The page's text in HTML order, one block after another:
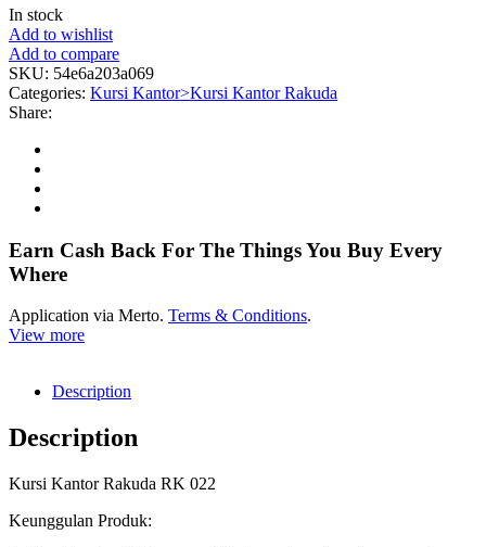
In stock
Add to wishlist
Add to compare
SKU: 54e6a203a069
Categories: Kursi Kantor>Kursi Kantor Rakuda
Share:
Earn Cash Back For The Things You Buy Every
Where
Application via Merto. Terms & Conditions.
View more
Description
Description
Kursi Kantor Rakuda RK 022
Keunggulan Produk: